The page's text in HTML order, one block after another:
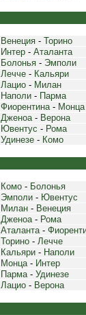
Венеция - Торино
Интер - Аталанта
Болонья - Эмполи
Лечче - Кальяри
Лацио - Милан
Наполи - Парма
Фиорентина- Монца
Дженоа- Верона
Ювентус - Рома
Удинезе - Комо
Комо - Болонья
Эмполи - Ювентус
Милан - Венеция
Дженоа- Рома
Аталанта-
Торино - Лечче
Кальяри - Наполи
Монца- Интер
Парма- Удинезе
Лацио - Верона